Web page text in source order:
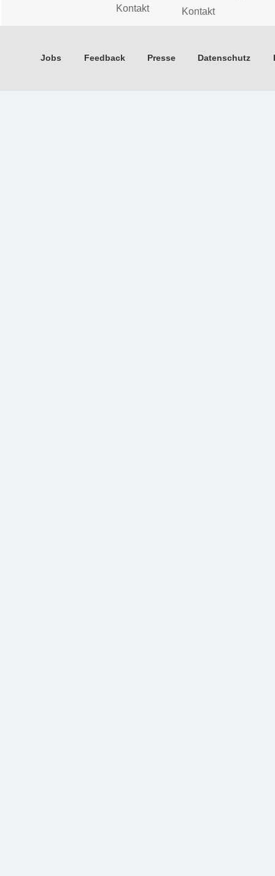
Kontakt
Kontakt
Jobs Feedback Presse Datenschutz